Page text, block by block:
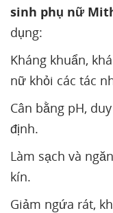
sinh phụ nữ
dụng:
Kháng khuẩn,
nữ khỏi các tác
Cân bằng pH,
định.
Làm sạch và
kín.
Giảm ngứa rát,